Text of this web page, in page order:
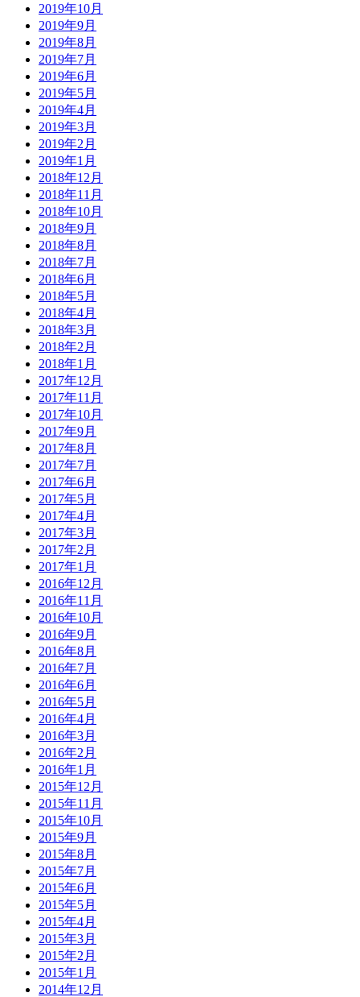
2019年10月
2019年9月
2019年8月
2019年7月
2019年6月
2019年5月
2019年4月
2019年3月
2019年2月
2019年1月
2018年12月
2018年11月
2018年10月
2018年9月
2018年8月
2018年7月
2018年6月
2018年5月
2018年4月
2018年3月
2018年2月
2018年1月
2017年12月
2017年11月
2017年10月
2017年9月
2017年8月
2017年7月
2017年6月
2017年5月
2017年4月
2017年3月
2017年2月
2017年1月
2016年12月
2016年11月
2016年10月
2016年9月
2016年8月
2016年7月
2016年6月
2016年5月
2016年4月
2016年3月
2016年2月
2016年1月
2015年12月
2015年11月
2015年10月
2015年9月
2015年8月
2015年7月
2015年6月
2015年5月
2015年4月
2015年3月
2015年2月
2015年1月
2014年12月